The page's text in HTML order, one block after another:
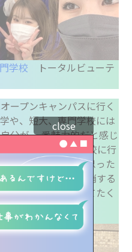
ルボイス
ビュー
路のこと、
質問しよう！
学校 トータルビューテ
ープンキャンパスに行く
や、短大、専門学校には
分が一 番魅力的だと感じ
きるだけ多くの学校に行
終的に行きたいと思った
学までの不安を解消する
ャンパスに参加してたく
！
close